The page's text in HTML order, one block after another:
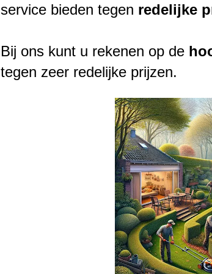
service bieden tegen redelijke
Bij ons kunt u rekenen op de
tegen zeer redelijke prijzen.